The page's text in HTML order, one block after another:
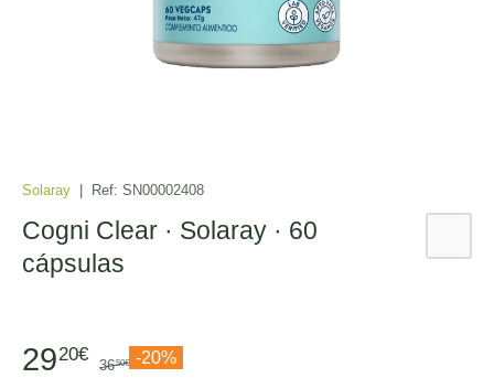
Solaray Ref: SN00002408
Cogni Clear · Solaray · 60
cápsulas
2920€
3650€ -20%